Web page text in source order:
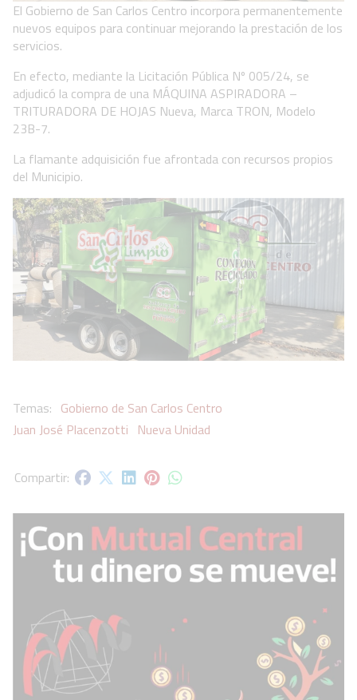
El Gobierno de San Carlos Centro incorpora permanentemente
nuevos equipos para continuar mejorando la prestación de los
servicios.
En efecto, mediante la Licitación Pública Nº 005/24, se
adjudicó la compra de una MÁQUINA ASPIRADORA –
TRITURADORA DE HOJAS Nueva, Marca TRON, Modelo
23B-7.
La flamante adquisición fue afrontada con recursos propios
del Municipio.
Gobierno de San Carlos Centro
Juan José Placenzotti Nueva Unidad